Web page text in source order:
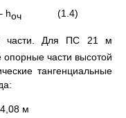
hоч (1.4)
части. Для ПС 21 м
части высотой
тангенциальные
м